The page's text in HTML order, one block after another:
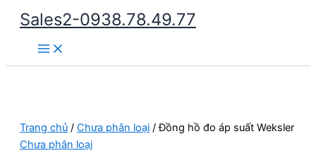
Nhảy
dung
Sales2-0938.78.49.77
Main
Menu
Trang chủ / Chưa phân loại / Đồng hồ đo áp suất Weksler
Chưa phân loại